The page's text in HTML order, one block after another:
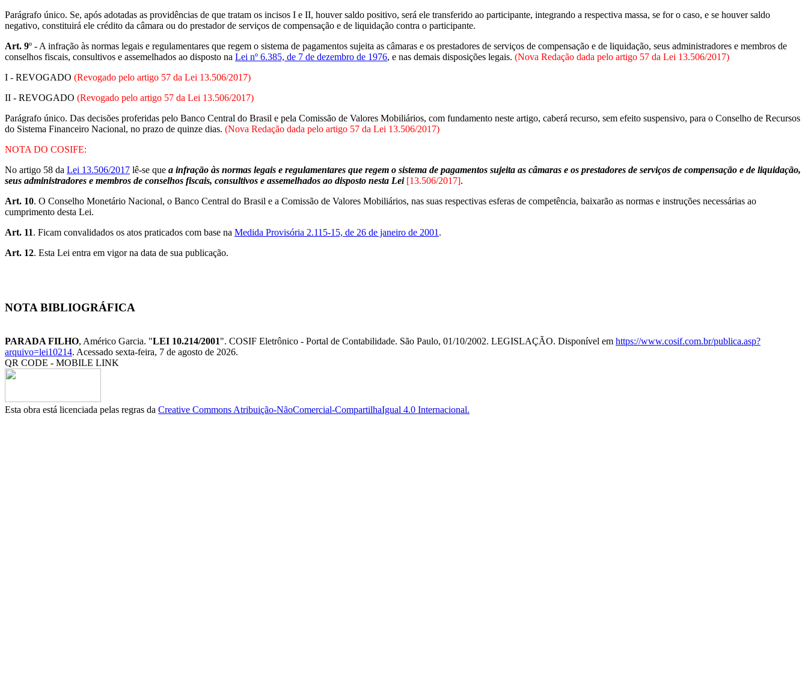
Parágrafo único. Se, após adotadas as providências de que tratam os incisos I e II, houver saldo positivo, será ele transferido ao participante, integrando a respectiva massa, se for o caso, e se houver saldo
negativo, constituirá ele crédito da câmara ou do prestador de serviços de compensação e de liquidação contra o participante.
Art. 9º - A infração às normas legais e regulamentares que regem o sistema de pagamentos sujeita as câmaras e os prestadores de serviços de compensação e de liquidação, seus administradores e membros de
conselhos fiscais, consultivos e assemelhados ao disposto na Lei nº 6.385, de 7 de dezembro de 1976, e nas demais disposições legais. (Nova Redação dada pelo artigo 57 da Lei 13.506/2017)
I - REVOGADO (Revogado pelo artigo 57 da Lei 13.506/2017)
II - REVOGADO (Revogado pelo artigo 57 da Lei 13.506/2017)
Parágrafo único. Das decisões proferidas pelo Banco Central do Brasil e pela Comissão de Valores Mobiliários, com fundamento neste artigo, caberá recurso, sem efeito suspensivo, para o Conselho de Recursos
do Sistema Financeiro Nacional, no prazo de quinze dias. (Nova Redação dada pelo artigo 57 da Lei 13.506/2017)
NOTA DO COSIFE:
No artigo 58 da Lei 13.506/2017 lê-se que a infração às normas legais e regulamentares que regem o sistema de pagamentos sujeita as câmaras e os prestadores de serviços de compensação e de liquidação,
seus administradores e membros de conselhos fiscais, consultivos e assemelhados ao disposto nesta Lei [13.506/2017].
Art. 10. O Conselho Monetário Nacional, o Banco Central do Brasil e a Comissão de Valores Mobiliários, nas suas respectivas esferas de competência, baixarão as normas e instruções necessárias ao
cumprimento desta Lei.
Art. 11. Ficam convalidados os atos praticados com base na Medida Provisória 2.115-15, de 26 de janeiro de 2001 .
Art. 12. Esta Lei entra em vigor na data de sua publicação.
NOTA BIBLIOGRÁFICA
PARADA FILHO, Américo Garcia. "LEI 10.214/2001". COSIF Eletrônico - Portal de Contabilidade. São Paulo, 01/10/2002. LEGISLAÇÃO. Disponível em https://www.cosif.com.br/publica.asp?
arquivo=lei10214. Acessado sexta-feira, 7 de agosto de 2026.
QR CODE - MOBILE LINK
Esta obra está licenciada pelas regras da Creative Commons Atribuição-NãoComercial-CompartilhaIgual 4.0 Internacional.